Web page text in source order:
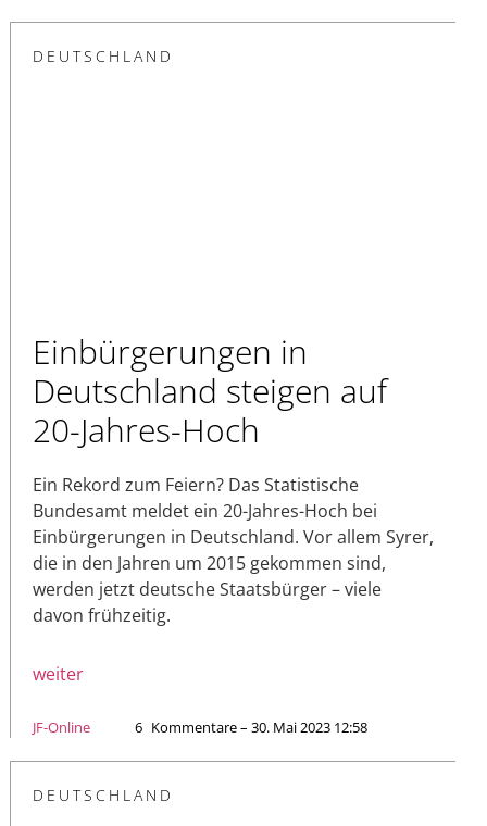
DEUTSCHLAND
Einbürgerungen in
Deutschland steigen auf
20-Jahres-Hoch
Ein Rekord zum Feiern? Das Statistische
Bundesamt meldet ein 20-Jahres-Hoch bei
Einbürgerungen in Deutschland. Vor allem Syrer,
die in den Jahren um 2015 gekommen sind,
werden jetzt deutsche Staatsbürger – viele
davon frühzeitig.
weiter
JF-Online 6 Kommentare – 30. Mai 2023 12:58
DEUTSCHLAND